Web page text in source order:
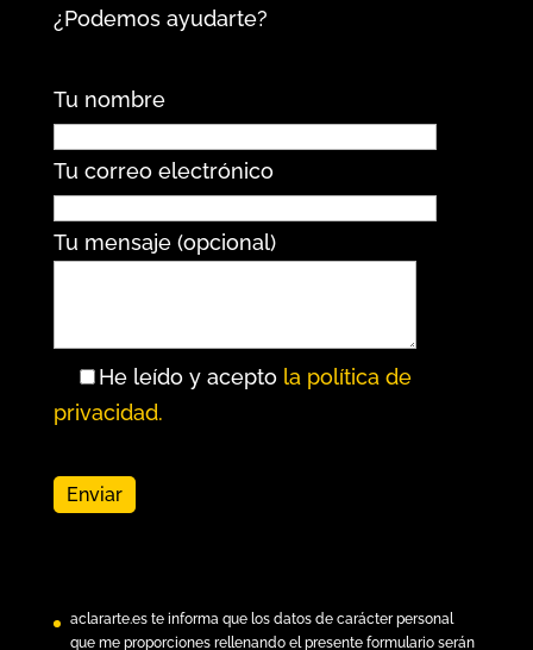
¿Podemos ayudarte?
Tu nombre
Tu correo electrónico
Tu mensaje (opcional)
He leído y acepto la política de
privacidad.
aclararte.este informa que los datos de carácter personal
que me proporciones rellenando el presente formulario serán